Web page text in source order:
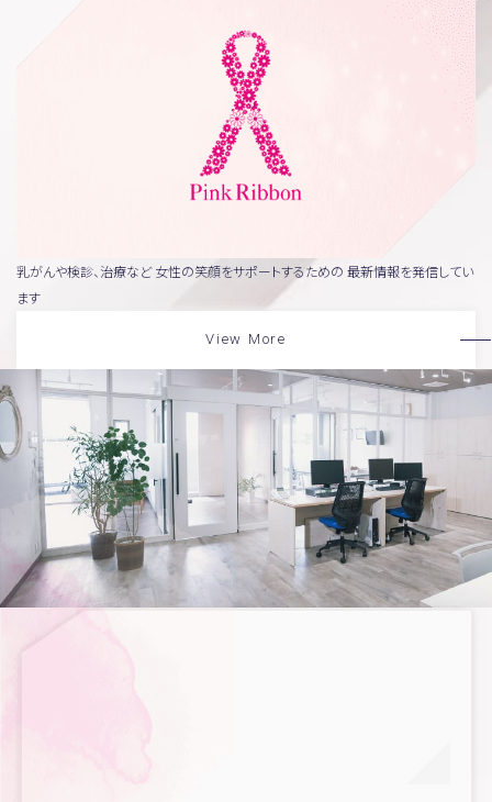
乳がんや検診、治療など女性の笑顔をサポートするための 最新情報を発信してい
ます
View More